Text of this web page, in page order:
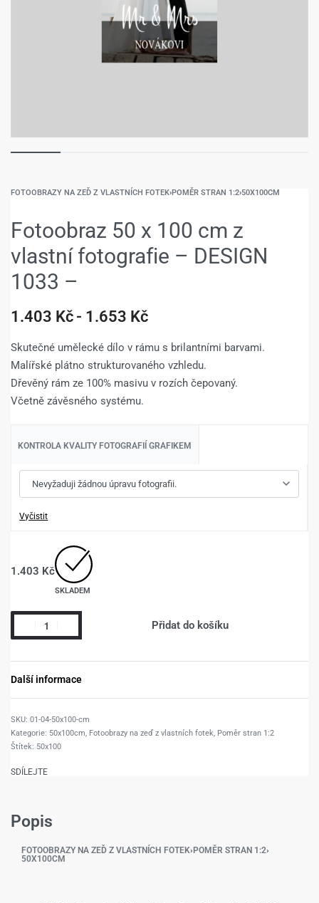
FOTOOBRAZY NA ZEĎ Z VLASTNÍCH FOTEK›POMĚR STRAN 1:2›50X100CM
Fotoobraz 50 x 100 cm z
vlastní fotografie – DESIGN
1033 –
1.403 Kč 1.653 Kč
Skutečné umělecké dílo v rámu s brilantními barvami.
Malířské plátno strukturovaného vzhledu.
Dřevěný rám ze 100% masivu v rozích čepovaný.
Včetně závěsného systému.
KONTROLA KVALITY FOTOGRAFIÍ GRAFIKEM
Vyčistit
1.403 Kč
SKLADEM
Přidat do košíku
Další informace
01-04-50x100-cm
Kategorie: 50x100cm, Fotoobrazy na zeď z vlastních fotek, Poměr stran 1:2
Štítek: 50x100
SDÍLEJTE
Popis
FOTOOBRAZY NA ZEĎ Z VLASTNÍCH FOTEK› POMĚR STRAN 1:2›
50X100CM